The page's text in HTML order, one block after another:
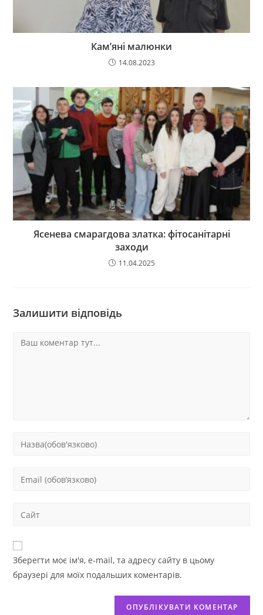
Кам’яні малюнки
14.08.2023
Ясенева смарагдова златка: фітосанітарні
заходи
11.04.2025
Залишити відповідь
Зберегти моє ім'я, e-mail, та адресу сайту в цьому
браузері для моїх подальших коментарів.